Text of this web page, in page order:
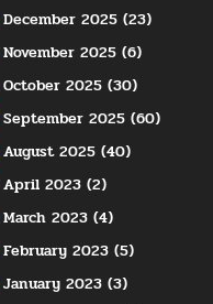
December 2025 (23)
November 2025 (6)
October 2025 (30)
September 2025 (60)
August 2025 (40)
April 2023 (2)
March 2023 (4)
February 2023 (5)
January 2023 (3)